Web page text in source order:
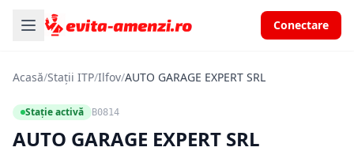
Conectare
Acasă/Stații ITP/Ilfov/AUTO GARAGE EXPERT SRL
Stație activă B0814
AUTO GARAGE EXPERT SRL